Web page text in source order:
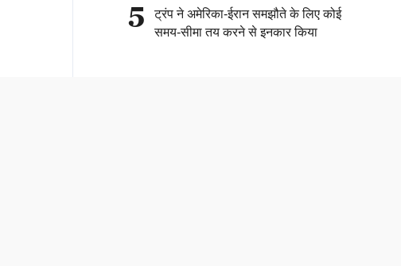
5
ट्रंप ने अमेरिका-ईरान समझौते के लिए कोई
समय-सीमा तय करने से इनकार किया